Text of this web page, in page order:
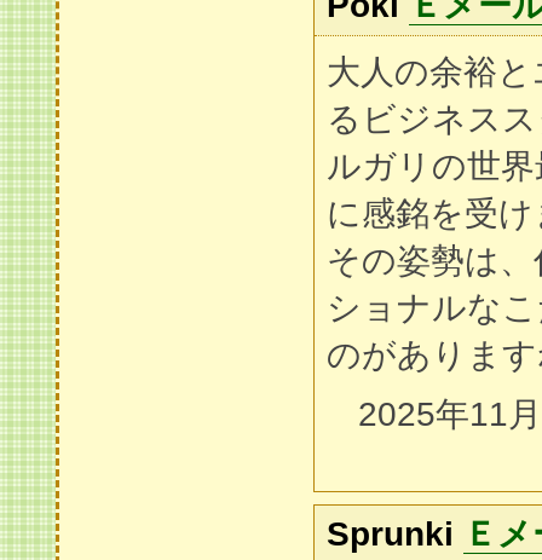
大人の余裕
るビジネス
ルガリの世
に感銘を受
その姿勢は
ショナルな
のがありま
2025年11
Sprunki Ｅ